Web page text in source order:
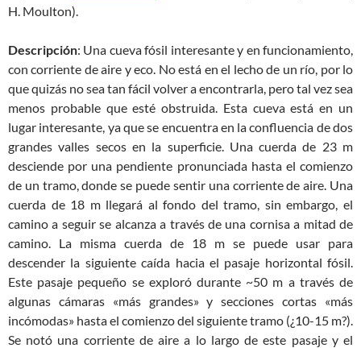
H. Moulton).
Descripción: Una cueva fósil interesante y en funcionamiento,
con corriente de aire y eco. No está en el lecho de un río, por lo
que quizás no sea tan fácil volver a encontrarla, pero tal vez sea
menos probable que esté obstruida. Esta cueva está en un
lugar interesante, ya que se encuentra en la confluencia de dos
grandes valles secos en la superficie. Una cuerda de 23 m
desciende por una pendiente pronunciada hasta el comienzo
de un tramo, donde se puede sentir una corriente de aire. Una
cuerda de 18 m llegará al fondo del tramo, sin embargo, el
camino a seguir se alcanza a través de una cornisa a mitad de
camino. La misma cuerda de 18 m se puede usar para
descender la siguiente caída hacia el pasaje horizontal fósil.
Este pasaje pequeño se exploró durante ~50 m a través de
algunas cámaras «más grandes» y secciones cortas «más
incómodas» hasta el comienzo del siguiente tramo (¿10-15 m?).
Se notó una corriente de aire a lo largo de este pasaje y el